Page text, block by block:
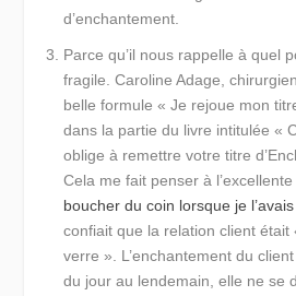
d’enchantement.
Parce qu’il nous rappelle à quel
fragile. Caroline Adage,
belle formule « Je rejoue mon
dans la partie du livre intitulée «
oblige à remettre votre titre
Cela me fait penser à
boucher du coin lorsque je
confiait que la relation client était
verre ». L’enchantement du
du jour au lendemain, elle ne se